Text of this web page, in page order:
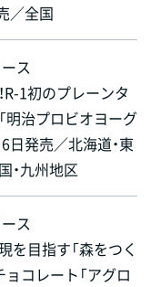
／全国
ス
R-1初のプレーンタ
明治プロビオヨーグ
日発売／北海道・東
・九州地区
ス
を目指す「森をつく
コレート「アグロ